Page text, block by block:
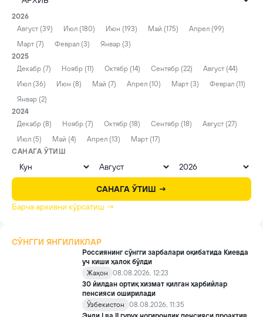
2026
Август (39)
Июл (180) Июн (193) Май (175)
Апрел (99)
Март (7)
Феврал (3)
Январ (3)
2025
Декабр (7)
Ноябр (11) Октябр (14) Сентябр (22)
Август (44)
Июл (36)
Июн (8) Май (7) Апрел (10) Март (3)
Феврал (11)
Январ (2)
2024
Декабр (8)
Ноябр (7) Октябр (18) Сентябр (18)
Август (27)
Июл (5)
Май (4) Апрел (13)
Март (17)
САНАГА ЎТИШ
САНАГА ЎТИШ →
Барча архивни кўрсатиш →
СЎНГГИ ЯНГИЛИКЛАР
Россиянинг сўнгги зарбалари оқибатида Киевда
уч киши ҳалок бўлди
Жаҳон
08.08.2026, 12:23
30 йилдан ортиқ хизмат қилган ҳарбийлар
пенсияси оширилади
Ўзбекистон
08.08.2026, 11:35